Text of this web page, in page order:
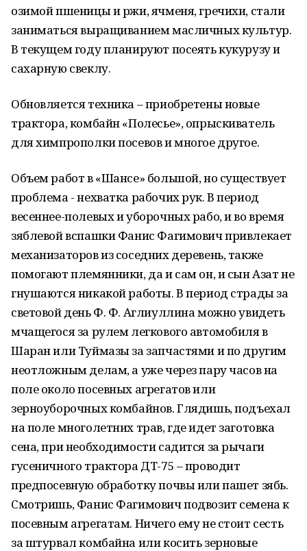
озимой пшеницы и ржи, ячменя, гречихи, стали
заниматься выращиванием масличных культур.
В текущем году планируют посеять кукурузу и
сахарную свеклу.
Обновляется техника – приобретены новые
трактора, комбайн «Полесье», опрыскиватель
для химпрополки посевов и многое другое.
Объем работ в «Шансе» большой, но существует
проблема - нехватка рабочих рук. В период
весеннее-полевых и уборочных рабо, и во время
зяблевой вспашки Фанис Фагимович привлекает
механизаторов из соседних деревень, также
помогают племянники, да и сам он, и сын Азат не
гнушаются никакой работы. В период страды за
световой день Ф. Ф. Аглиуллина можно увидеть
мчащегося за рулем легкового автомобиля в
Шаран или Туймазы за запчастями и по другим
неотложным делам, а уже через пару часов на
поле около посевных агрегатов или
зерноуборочных комбайнов. Глядишь, подъехал
на поле многолетних трав, где идет заготовка
сена, при необходимости садится за рычаги
гусеничного трактора ДТ-75 – проводит
предпосевную обработку почвы или пашет зябь.
Смотришь, Фанис Фагимович подвозит семена к
посевным агрегатам. Ничего ему не стоит сесть
за штурвал комбайна или косить зерновые